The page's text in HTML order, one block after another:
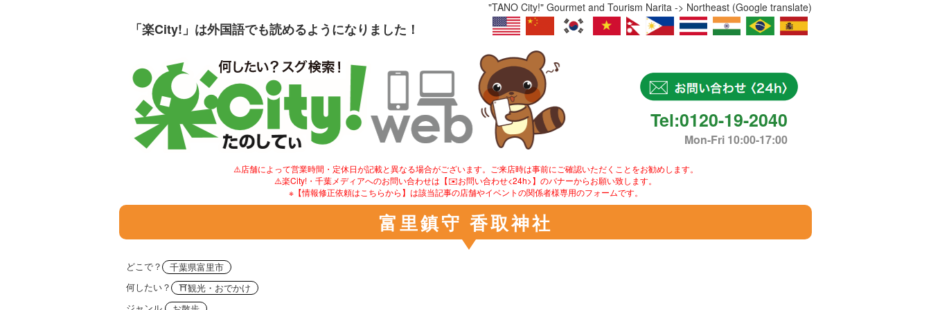
「楽City!」は外国語でも読めるようになりました！
"TANO City!" Gourmet and Tourism Narita -> Northeast (Google translate)
Tel:0120-19-2040
Mon-Fri 10:00-17:00
⚠️店舗によって営業時間・定休日が記載と異なる場合がございます。ご来店時は事前にご確認いただくことをお勧めします。
⚠️楽City!・千葉メディアへのお問い合わせは【✉️お問い合わせ<24h>】のバナーからお願い致します。
※【情報修正依頼はこちらから】は該当記事の店舗やイベントの関係者様専用のフォームです。
富里鎮守 香取神社
どこで？
千葉県富里市
何したい？
⛩観光・おでかけ